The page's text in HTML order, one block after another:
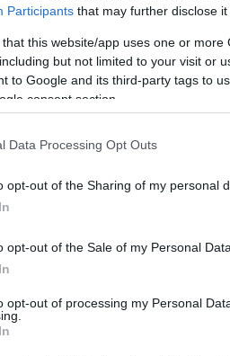
Participants that may further disclose
that this website/app uses one or
but not limited to your visit or
to Google and its third-party tags to
consent section.
Data Processing Opt Outs
opt-out of the Sharing of my personal
opt-out of the Sale of my Personal Data.
opt-out of processing my Personal
αφοράαποκτήματαπου,
της κας
με δικά του